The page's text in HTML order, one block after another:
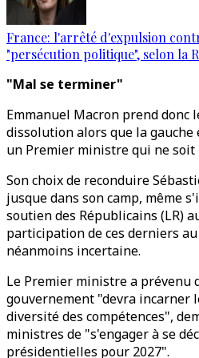
France: l'arrêté d'expulsion
"persécution politique", selon la
"Mal se terminer"
Emmanuel Macron prend donc
dissolution alors que la
un Premier ministre qui ne soit
Son choix de reconduire
jusque dans son camp, même
soutien des Républicains (LR)
participation de ces derniers
néanmoins incertaine.
Le Premier ministre a prévenu
gouvernement "devra incarner
diversité des compétences",
ministres de "s'engager à se
présidentielles pour 2027".